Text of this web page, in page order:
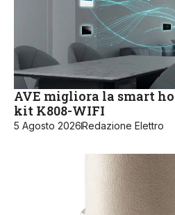
AVE migliora la smart
kit K808-WIFI
5 Agosto 2026Redazione Elettro